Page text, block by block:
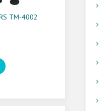
TM-4002